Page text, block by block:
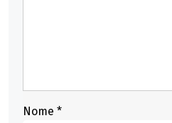
Nome *